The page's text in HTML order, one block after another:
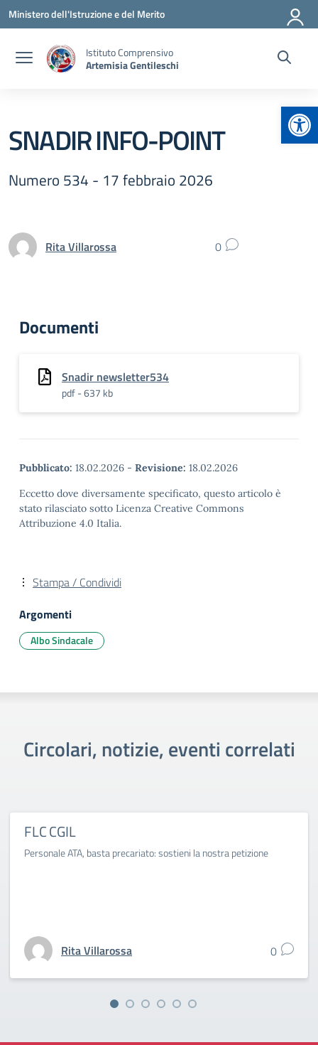
Vai ai contenuti
Vai al menu di navigazione
Vai al footer
Ministero dell'Istruzione e del Merito
Istituto Comprensivo
Artemisia Gentileschi
SNADIR INFO-POINT
Numero 534 - 17 febbraio 2026
Rita Villarossa 0
Documenti
Snadir newsletter534
pdf - 637 kb
Pubblicato: 18.02.2026 - Revisione: 18.02.2026
Eccetto dove diversamente specificato, questo articolo è
stato rilasciato sotto Licenza Creative Commons
Attribuzione 4.0 Italia.
Stampa / Condividi
Argomenti
Albo Sindacale
Circolari, notizie, eventi correlati
FLC CGIL
Personale ATA, basta precariato: sostieni la nostra petizione
Rita Villarossa 0